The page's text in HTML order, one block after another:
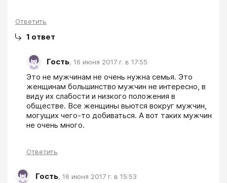
Ответить
1 ответ
Гость, 16 июня 2017 г. в 17:55
Это не мужчинам не очень нужна семья. Это
женщинам большинство мужчин не интересно, в
виду их слабости и низкого положения в
обществе. Все женщины вьются вокруг мужчин,
могущих чего-то добиваться. А вот таких мужчин
не очень много.
Ответить
Гость, 16 июня 2017 г. в 15:53